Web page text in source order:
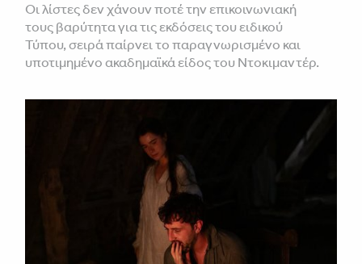
Οι λίστες δεν χάνουν ποτέ την επικοινωνιακή
τους βαρύτητα για τις εκδόσεις του ειδικού
Τύπου, σειρά παίρνει το παραγνωρισμένο και
υποτιμημένο ακαδημαϊκά είδος του Ντοκιμαντέρ.